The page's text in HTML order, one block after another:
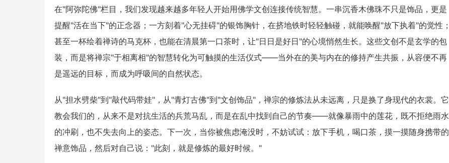
在"阿弥陀佛"栏目，我们发现越来越多年轻人开始用佛学文创连接传统智慧。一串沉香木佛珠不只是饰品，更是
提醒"活在当下"的正念器；一方刻着"心无挂碍"的银饰胸针，在挤地铁时轻轻触碰，就能唤醒"放下执着"的觉性；
甚至一杯绘着禅诗的马克杯，也能在清晨第一口茶时，让"日日是好日"的心境悄然生长。这些文创不是玄学的包
装，而是将禅宗"于相离相"的智慧转化为可触摸的生活仪式——当外在的美与内在的修持产生共振，从容便不再
是遥远的目标，而成为呼吸间的自然状态。
从"担水劈柴"到"敲代码带娃"，从"青灯古佛"到"文创饰品"，禅宗的修炼法从未远离，只是换了身现代的衣裳。它
教会我们的，从来不是对抗生活的兵荒马乱，而是在乱中找到自己的节奏——就像暴雨中的莲花，既不拒绝雨水
的冲刷，也不失去向上的姿态。下一次，当你被焦虑淹没时，不妨试试：放下手机，喝口茶，摸一摸随身携带的
禅意饰品，然后对自己说："此刻，就是修炼的最好时候。"